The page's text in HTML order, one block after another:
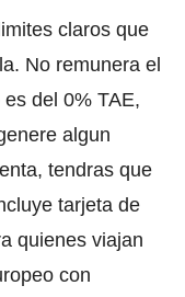
claros que
No remunera el
del 0% TAE,
algun
tendras que
tarjeta de
quienes viajan
con